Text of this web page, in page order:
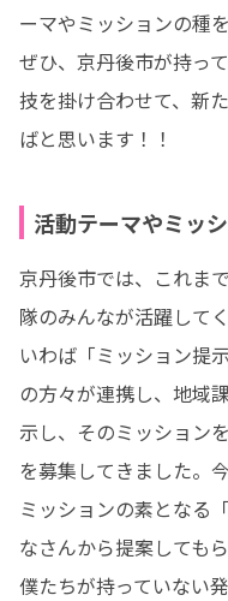
ーマやミッションの種
ぜひ、京丹後市が持っ
技を掛け合わせて、新
ばと思います！！
活動テーマやミッ
京丹後市では、これま
隊のみんなが活躍して
いわば「ミッション提
の方々が連携し、地域
示し、そのミッション
を募集してきました。
ミッションの素となる
なさんから提案しても
僕たちが持っていない